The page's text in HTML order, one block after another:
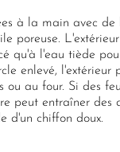
à la main avec
poreuse.
qu'à l'eau tiède
enlevé,
au four. Si des
peut entraîner
d'un chiffon doux.